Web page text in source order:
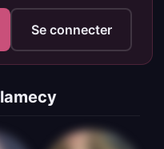
Se connecter